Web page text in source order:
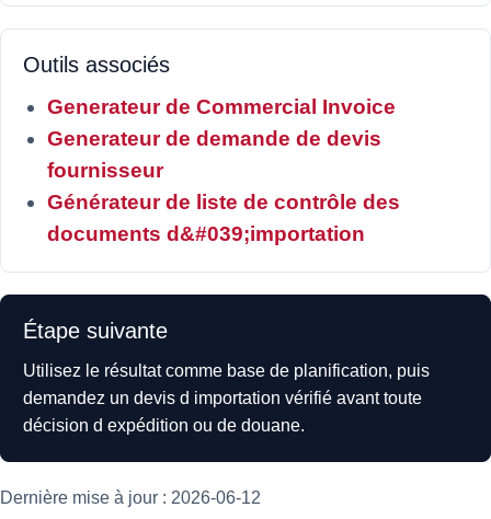
Outils associés
Generateur de Commercial Invoice
Generateur de demande de devis
fournisseur
Générateur de liste de contrôle des
documents d&#039;importation
Étape suivante
Utilisez le résultat comme base de planification, puis
demandez un devis d importation vérifié avant toute
décision d expédition ou de douane.
Dernière mise à jour : 2026-06-12